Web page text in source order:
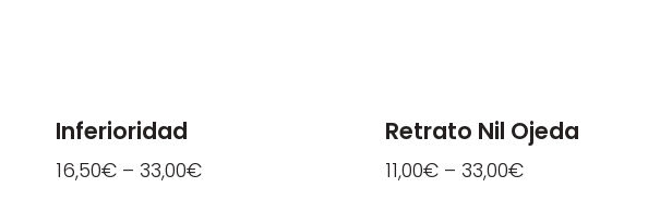
Inferioridad
16,50€– 33,00€
Retrato Nil Ojeda
11,00€ – 33,00€